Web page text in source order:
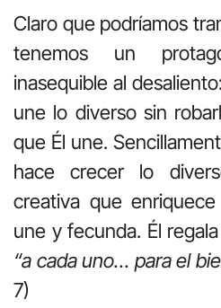
Claro que podríamos
tenemos un
inasequible al
une lo diverso sin
que Él une.
hace crecer lo
creativa que
une y fecunda. Él
“a cada uno… para el
7)